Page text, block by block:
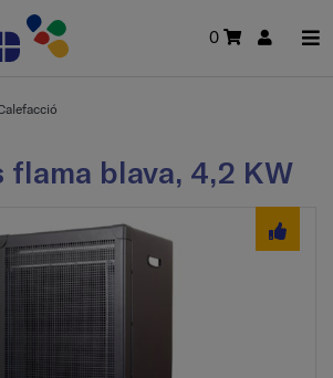
0
flama blava, 4,2 KW